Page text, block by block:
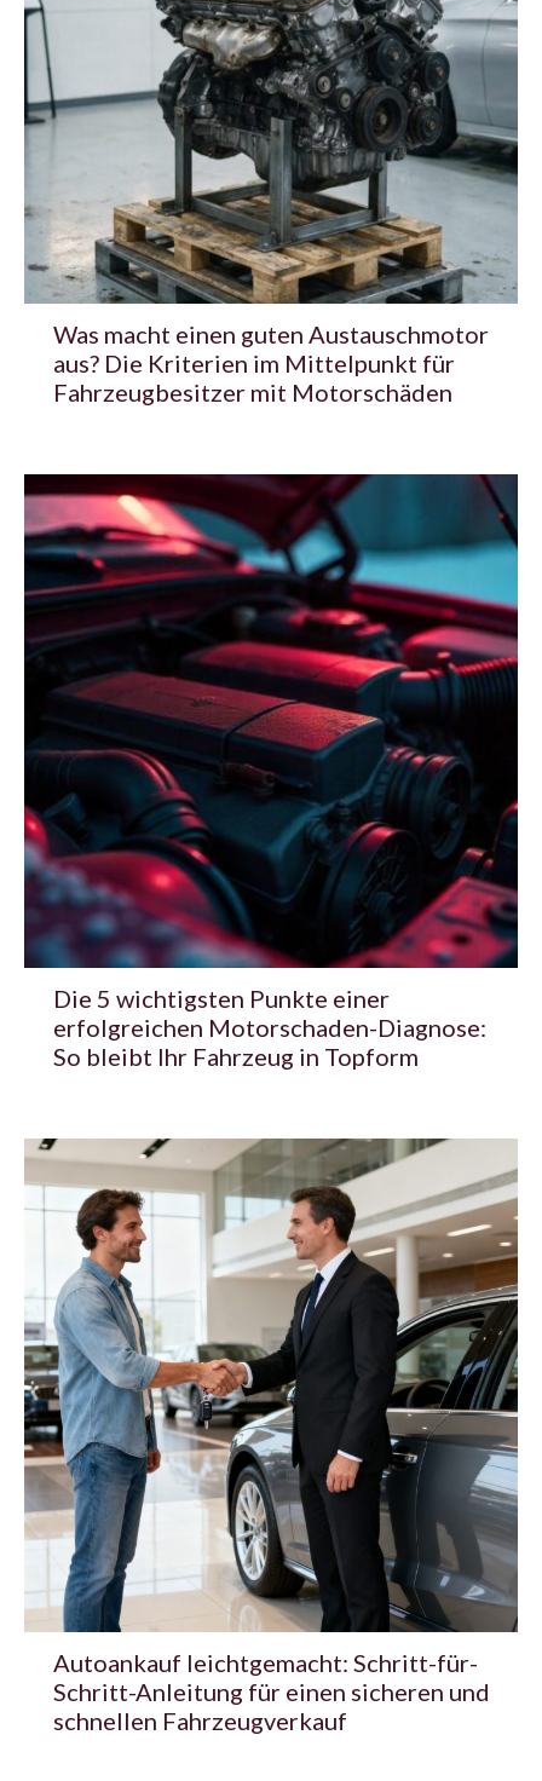
Was macht einen guten Austauschmotor
aus? Die Kriterien im Mittelpunkt für
Fahrzeugbesitzer mit Motorschäden
Die 5 wichtigsten Punkte einer
erfolgreichen Motorschaden-Diagnose:
So bleibt Ihr Fahrzeug in Topform
Autoankauf leichtgemacht: Schritt-für-
Schritt-Anleitung für einen sicheren und
schnellen Fahrzeugverkauf